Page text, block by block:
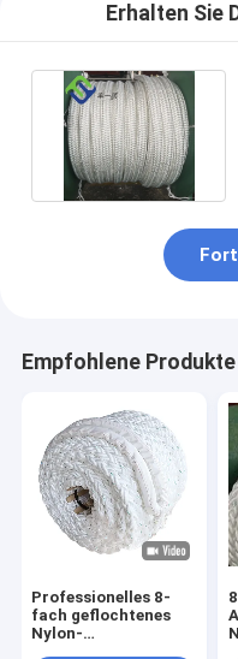
Erhalten Sie
Empfohlene Produkte
Professionelles 8-
fach geflochtenes
Nylon-